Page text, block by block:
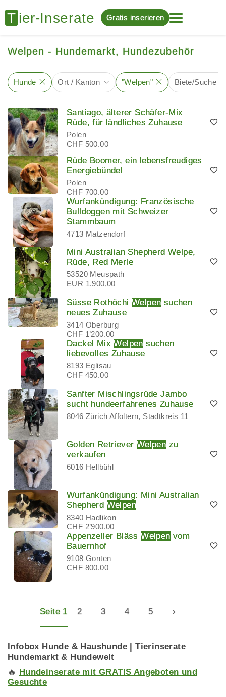
Gratis inserieren
Welpen - Hundemarkt, Hundezubehör
Hunde Ort / Kanton "Welpen" Biete/Suche
Santiago, älterer Schäfer-Mix
Rüde, für ländliches Zuhause
Polen
CHF 500.00
Rüde Boomer, ein lebensfreudiges
Energiebündel
Polen
CHF 700.00
Wurfankündigung: Französische
Bulldoggen mit Schweizer
Stammbaum
4713 Matzendorf
Mini Australian Shepherd Welpe,
Rüde, Red Merle
53520 Meuspath
EUR 1.900,00
Süsse RothöchiWelpen suchen
neues Zuhause
3414 Oberburg
CHF 1’200.00
Dackel MixWelpen suchen
liebevolles Zuhause
8193 Eglisau
CHF 450.00
Sanfter Mischlingsrüde Jambo
sucht hundeerfahrenes Zuhause
8046 Zürich Affoltern, Stadtkreis 11
Golden Retriever Welpen zu
verkaufen
6016 Hellbühl
Wurfankündigung: Mini Australian
Shepherd Welpen
8340 Hadlikon
CHF 2’900.00
Appenzeller BlässWelpen vom
Bauernhof
9108 Gonten
CHF 800.00
Seite 1 2 3 4 5 ›
Infobox Hunde & Haushunde | Tierinserate
Hundemarkt & Hundewelt
🔥
Hundeinserate mit GRATIS Angeboten und
Gesuchte